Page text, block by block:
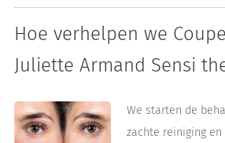
Hoe verhelpen we
Juliette Armand Sensi
We starten de
zachte reiniging